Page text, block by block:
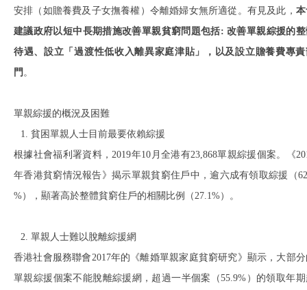
安排（如贍養費及子女撫養權）令離婚婦女無所適從。有見及此，
建議政府以短中長期措施改善單親貧窮問題包括: 改善單親綜援的整
待遇、設立「過渡性低收入離異家庭津貼」，以及設立贍養費專責
門 。
單親綜援的概況及困難
貧困單親人士目前最要依賴綜援
根據社會福利署資料，2019年10月全港有23,868單親綜援個案。《
年香港貧窮情況報告》揭示單親貧窮住戶中，逾六成有領取綜援（
%），顯著高於整體貧窮住戶的相關比例（27.1%）。
單親人士難以脫離綜援網
香港社會服務聯會2017年的《離婚單親家庭貧窮研究》顯示，大部
單親綜援個案不能脫離綜援網，超過一半個案（55.9%）的領取年